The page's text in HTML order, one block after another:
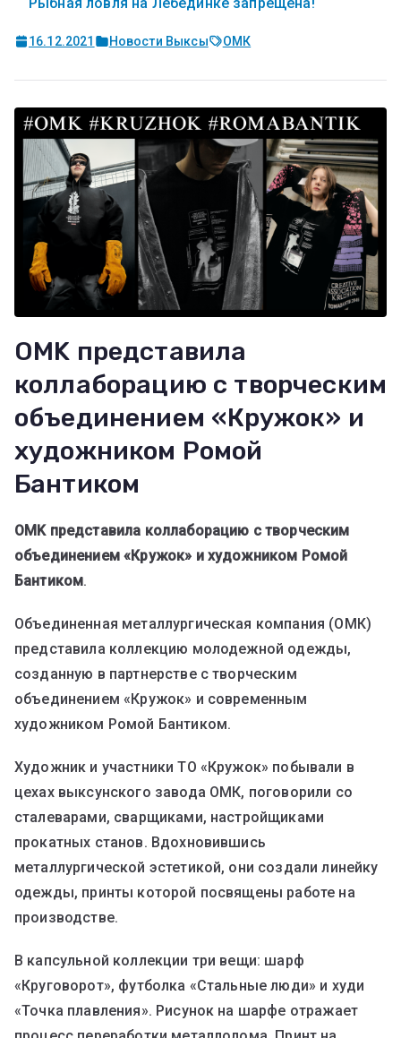
16.12.2021 Новости Выксы ОМК
OMK представила
коллаборацию с творческим
объединением «Кружок» и
художником Ромой
Бантиком
OMK представила коллаборацию с творческим
объединением «Кружок» и художником Ромой
Бантиком.
Объединенная металлургическая компания (ОМК)
представила коллекцию молодежной одежды,
созданную в партнерстве с творческим
объединением «Кружок» и современным
художником Ромой Бантиком.
Художник и участники ТО «Кружок» побывали в
цехах выксунского завода ОМК, поговорили со
сталеварами, сварщиками, настройщиками
прокатных станов. Вдохновившись
металлургической эстетикой, они создали линейку
одежды, принты которой посвящены работе на
производстве.
В капсульной коллекции три вещи: шарф
«Круговорот», футболка «Стальные люди» и худи
«Точка плавления». Рисунок на шарфе отражает